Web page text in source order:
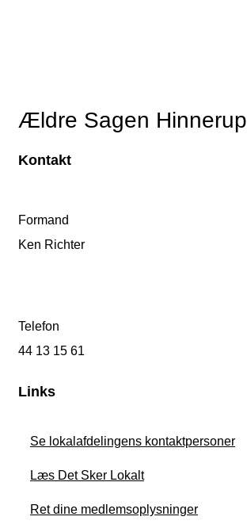
Ældre Sagen Hinnerup
Kontakt
Formand
Ken Richter
Telefon
44 13 15 61
Links
Se lokalafdelingens kontaktpersoner
Læs Det Sker Lokalt
Ret dine medlemsoplysninger